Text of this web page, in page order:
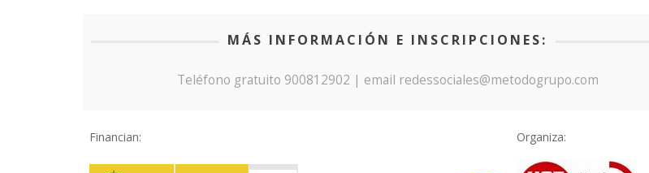
MÁS INFORMACIÓN E INSCRIPCIONES:
Teléfono gratuito 900812902 | email redessociales@metodogrupo.com
Financian: Organiza: